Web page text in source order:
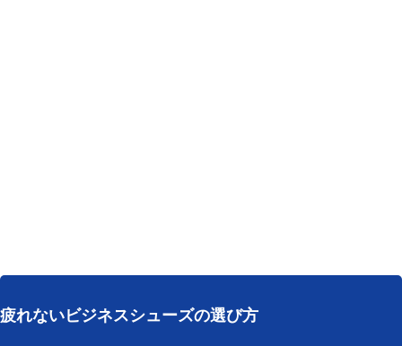
疲れないビジネスシューズの選び方